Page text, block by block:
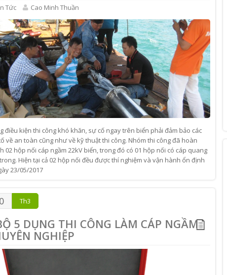
Tức Cao Minh Thuần
điều kiện thi công khó khăn, sự cố ngay trên biển phải đảm bảo các
về an toàn cũng như về kỹ thuật thi công. Nhóm thi công đã hoàn
02 hộp nối cáp ngầm 22kV biển, trong đó có 01 hộp nối có cáp quang
Hiện tại cả 02 hộp nối đều được thí nghiệm và vận hành ổn định
23/05/2017
Th3
5 DỤNG THI CÔNG LÀM CÁP NGẦM
NGHIỆP